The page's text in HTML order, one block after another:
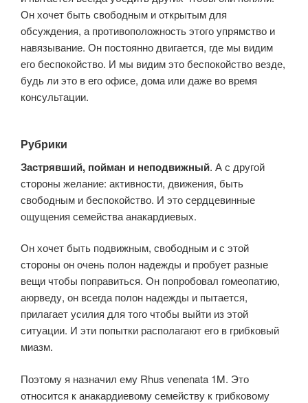
Он хочет быть свободным и открытым для
обсуждения, а противоположность этого упрямство и
навязывание. Он постоянно двигается, где мы видим
его беспокойство. И мы видим это беспокойство везде,
будь ли это в его офисе, дома или даже во время
консультации.
Рубрики
Застрявший, пойман и неподвижный. А с другой
стороны желание: активности, движения, быть
свободным и беспокойство. И это сердцевинные
ощущения семейства анакардиевых.
Он хочет быть подвижным, свободным и с этой
стороны он очень полон надежды и пробует разные
вещи чтобы поправиться. Он попробовал гомеопатию,
аюрведу, он всегда полон надежды и пытается,
прилагает усилия для того чтобы выйти из этой
ситуации. И эти попытки располагают его в грибковый
миазм.
Поэтому я назначил ему Rhus venenata 1M. Это
относится к анакардиевому семейству к грибковому